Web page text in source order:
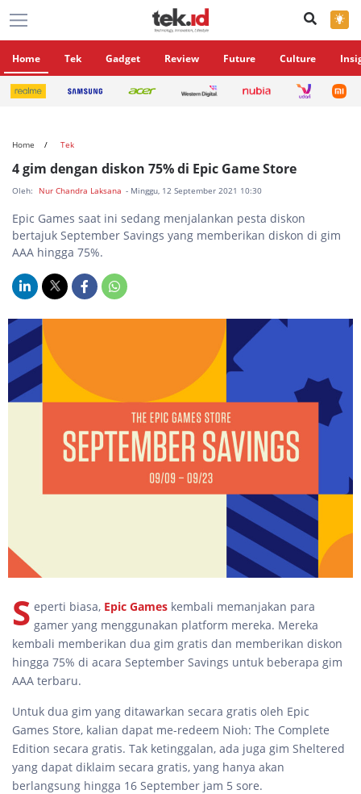
×
Home Tek Gadget Review Future Culture
Home Tek
4 gim dengan diskon 75% di Epic Game Store
Oleh: Nur Chandra Laksana - Minggu, 12 September 2021 10:30
Epic Games saat ini sedang menjalankan pesta diskon
bertajuk September Savings yang memberikan diskon di gim
AAA hingga 75%.
S eperti biasa, Epic Games kembali memanjakan para
gamer yang menggunakan platform mereka. Mereka
kembali memberikan dua gim gratis dan memberikan diskon
hingga 75% di acara September Savings untuk beberapa gim
AAA terbaru.
Untuk dua gim yang ditawarkan secara gratis oleh Epic
Games Store, kalian dapat me-redeem Nioh: The Complete
Edition secara gratis. Tak ketinggalan, ada juga gim Sheltered
yang dapat diklaim secara gratis, yang hanya akan
berlangsung hingga 16 September jam 5 sore.